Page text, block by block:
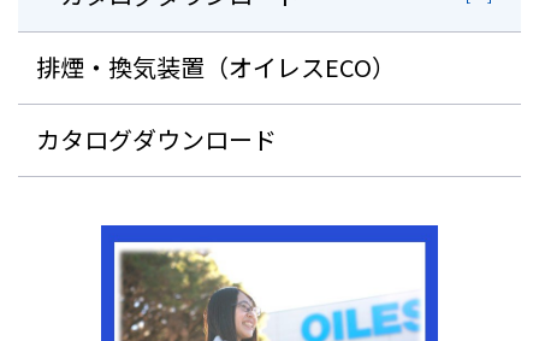
排煙・換気装置（オイレスECO）
カタログダウンロード